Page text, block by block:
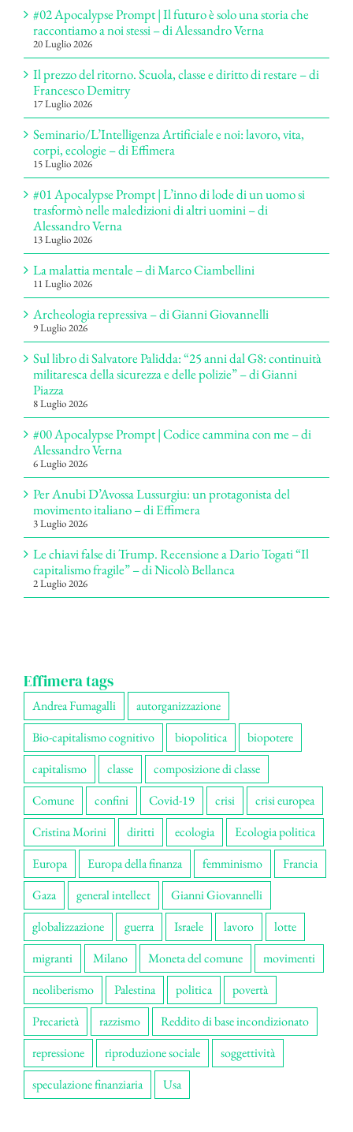
#02 Apocalypse Prompt | Il futuro è solo una storia che
raccontiamo a noi stessi – di Alessandro Verna
20 Luglio 2026
Il prezzo del ritorno. Scuola, classe e diritto di restare – di
Francesco Demitry
17 Luglio 2026
Seminario/L’Intelligenza Artificiale e noi: lavoro, vita,
corpi, ecologie – di Effimera
15 Luglio 2026
#01 Apocalypse Prompt | L’inno di lode di un uomo si
trasformò nelle maledizioni di altri uomini – di
Alessandro Verna
13 Luglio 2026
La malattia mentale – di Marco Ciambellini
11 Luglio 2026
Archeologia repressiva – di Gianni Giovannelli
9 Luglio 2026
Sul libro di Salvatore Palidda: “25 anni dal G8: continuità
militaresca della sicurezza e delle polizie” – di Gianni
Piazza
8 Luglio 2026
#00 Apocalypse Prompt | Codice cammina con me – di
Alessandro Verna
6 Luglio 2026
Per Anubi D’Avossa Lussurgiu: un protagonista del
movimento italiano – di Effimera
3 Luglio 2026
Le chiavi false di Trump. Recensione a Dario Togati “Il
capitalismo fragile” – di Nicolò Bellanca
2 Luglio 2026
Effimera tags
Andrea Fumagalli
autorganizzazione
Bio-capitalismo cognitivo
biopolitica
biopotere
capitalismo
classe
composizione di classe
Comune
confini Covid-19 crisi
crisi europea
Cristina Morini
diritti ecologia
Ecologia politica
Europa
Europa della finanza femminismo
Francia
Gaza
general intellect
Gianni Giovannelli
globalizzazione
guerra Israele lavoro
lotte
migranti
Milano Moneta del comune
movimenti
neoliberismo
Palestina politica
povertà
Precarietà
razzismo
Reddito di base incondizionato
repressione
riproduzione sociale
soggettività
speculazione finanziaria
Usa